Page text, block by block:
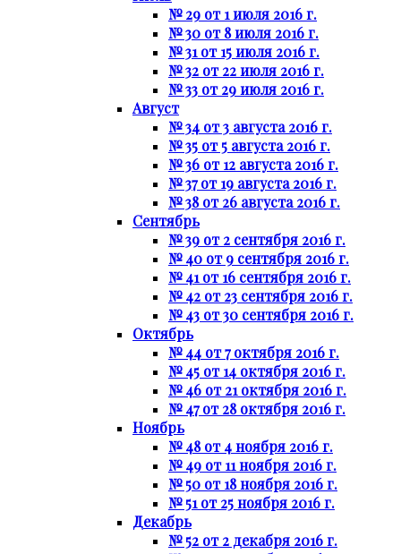
№ 29 от 1 июля 2016 г.
№ 30 от 8 июля 2016 г.
№ 31 от 15 июля 2016 г.
№ 32 от 22 июля 2016 г.
№ 33 от 29 июля 2016 г.
Август
№ 34 от 3 августа 2016 г.
№ 35 от 5 августа 2016 г.
№ 36 от 12 августа 2016 г.
№ 37 от 19 августа 2016 г.
№ 38 от 26 августа 2016 г.
Сентябрь
№ 39 от 2 сентября 2016 г.
№ 40 от 9 сентября 2016 г.
№ 41 от 16 сентября 2016 г.
№ 42 от 23 сентября 2016 г.
№ 43 от 30 сентября 2016 г.
Октябрь
№ 44 от 7 октября 2016 г.
№ 45 от 14 октября 2016 г.
№ 46 от 21 октября 2016 г.
№ 47 от 28 октября 2016 г.
Ноябрь
№ 48 от 4 ноября 2016 г.
№ 49 от 11 ноября 2016 г.
№ 50 от 18 ноября 2016 г.
№ 51 от 25 ноября 2016 г.
Декабрь
№ 52 от 2 декабря 2016 г.